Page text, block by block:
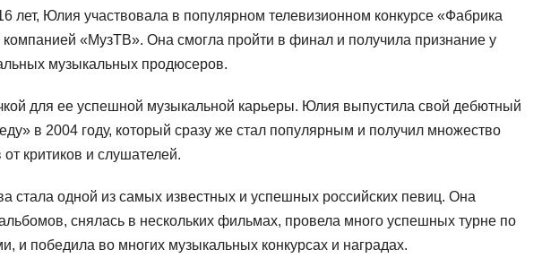
лет, Юлия участвовала в популярном телевизионном конкурсе «Фабрика
компанией «МузТВ». Она смогла пройти в финал и получила признание у
музыкальных продюсеров.
для ее успешной музыкальной карьеры. Юлия выпустила свой дебютный
в 2004 году, который сразу же стал популярным и получил множество
критиков и слушателей.
стала одной из самых известных и успешных российских певиц. Она
снялась в нескольких фильмах, провела много успешных турне по
и победила во многих музыкальных конкурсах и наградах.